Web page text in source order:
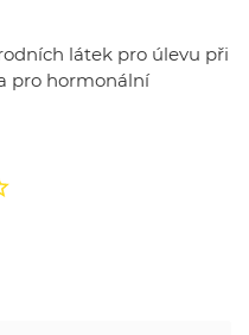
látek pro úlevu při
pro hormonální